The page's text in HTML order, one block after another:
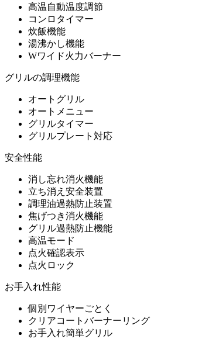
高温自動温度調節
コンロタイマー
炊飯機能
湯沸かし機能
Wワイド火力バーナー
グリルの調理機能
オートグリル
オートメニュー
グリルタイマー
グリルプレート対応
安全性能
消し忘れ消火機能
立ち消え安全装置
調理油過熱防止装置
焦げつき消火機能
グリル過熱防止機能
高温モード
点火確認表示
点火ロック
お手入れ性能
個別ワイヤーごとく
クリアコートバーナーリング
お手入れ簡単グリル